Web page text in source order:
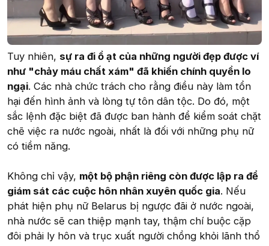
Tuy nhiên, sự ra đi ồ ạt của những người đẹp được ví
như "chảy máu chất xám" đã khiến chính quyền lo
ngại. Các nhà chức trách cho rằng điều này làm tổn
hại đến hình ảnh và lòng tự tôn dân tộc. Do đó, một
sắc lệnh đặc biệt đã được ban hành để kiểm soát chặt
chẽ việc ra nước ngoài, nhất là đối với những phụ nữ
có tiềm năng.
Không chỉ vậy, một bộ phận riêng còn được lập ra để
giám sát các cuộc hôn nhân xuyên quốc gia. Nếu
phát hiện phụ nữ Belarus bị ngược đãi ở nước ngoài,
nhà nước sẽ can thiệp mạnh tay, thậm chí buộc cặp
đôi phải ly hôn và trục xuất người chồng khỏi lãnh thổ